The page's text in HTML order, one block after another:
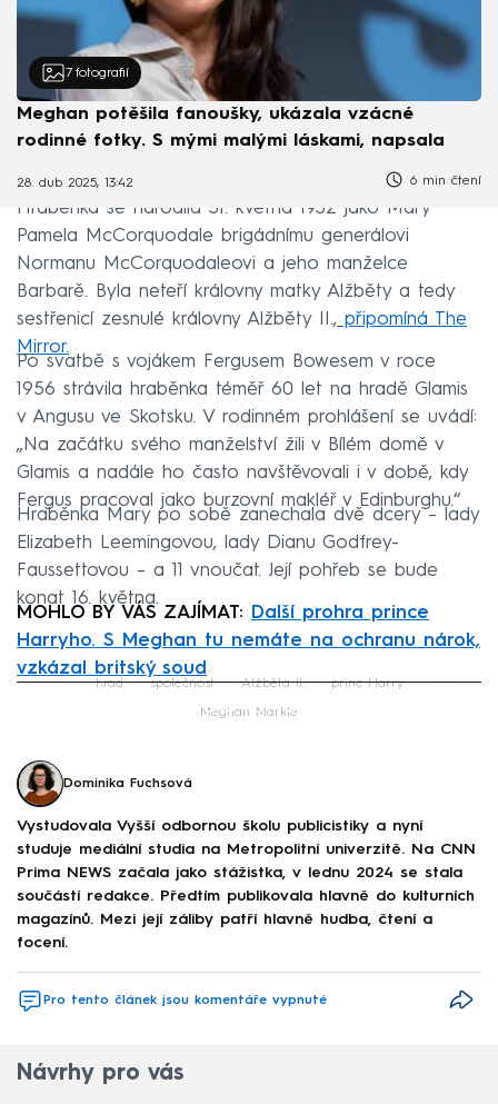
7 fotografií
Meghan potěšila fanoušky, ukázala vzácné
rodinné fotky. S mými malými láskami, napsala
28. dub 2025, 13:42 6 min čtení
Hraběnka se narodila 31. května 1932 jako Mary
Pamela McCorquodale brigádnímu generálovi
Normanu McCorquodaleovi a jeho manželce
Barbarě. Byla neteří královny matky Alžběty a tedy
sestřenicí zesnulé královny Alžběty II., připomíná The
Mirror.
Po svatbě s vojákem Fergusem Bowesem v roce
1956 strávila hraběnka téměř 60 let na hradě Glamis
v Angusu ve Skotsku. V rodinném prohlášení se uvádí:
„Na začátku svého manželství žili v Bílém domě v
Glamis a nadále ho často navštěvovali i v době, kdy
Fergus pracoval jako burzovní makléř v Edinburghu.“
Hraběnka Mary po sobě zanechala dvě dcery – lady
Elizabeth Leemingovou, lady Dianu Godfrey-
Faussettovou – a 11 vnoučat. Její pohřeb se bude
konat 16. května.
MOHLO BY VÁS ZAJÍMAT:
Další prohra prince
Harryho. S Meghan tu nemáte na ochranu nárok,
vzkázal britský soud
Failed to fetch
hrad společnost Alžběta II. princ Harry
Meghan Markle
Dominika Fuchsová
Vystudovala Vyšší odbornou školu publicistiky a nyní
studuje mediální studia na Metropolitní univerzitě. Na CNN
Prima NEWS začala jako stážistka, v lednu 2024 se stala
součástí redakce. Předtím publikovala hlavně do kulturních
magazínů. Mezi její záliby patří hlavně hudba, čtení a
focení.
Pro tento článek jsou komentáře vypnuté
Návrhy pro vás